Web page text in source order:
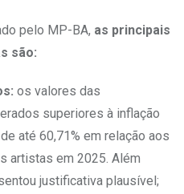
pelo MP-BA, as principais
são:
os valores das
superiores à inflação
até 60,71% em relação aos
artistas em 2025. Além
justificativa plausível;